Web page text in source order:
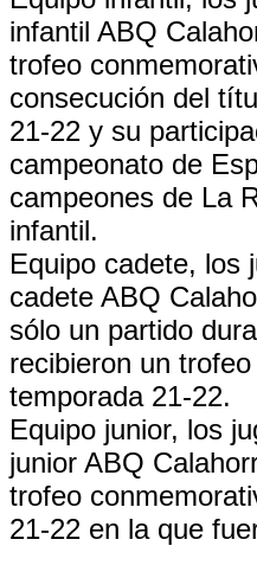
infantil ABQ
trofeo
consecución del
21-22 y su
campeonato de
campeones de La
infantil.
Equipo cadete, los
cadete ABQ
sólo un partido
recibieron un
temporada 21-22.
Equipo junior, los
junior ABQ
trofeo
21-22 en la que